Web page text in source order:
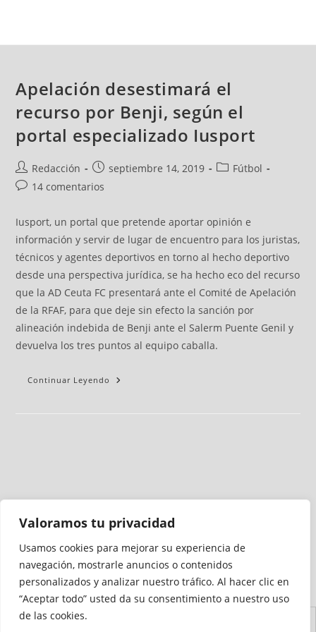
Valoramos tu privacidad
Usamos cookies para mejorar su experiencia de
navegación, mostrarle anuncios o contenidos
personalizados y analizar nuestro tráfico. Al hacer clic en
“Aceptar todo” usted da su consentimiento a nuestro uso
de las cookies.
Apelación desestimará el
recurso por Benji, según el
portal especializado Iusport
Redacción septiembre 14, 2019
Fútbol
14 comentarios
Iusport, un portal que pretende aportar opinión e
información y servir de lugar de encuentro para los juristas,
técnicos y agentes deportivos en torno al hecho deportivo
desde una perspectiva jurídica, se ha hecho eco del recurso
que la AD Ceuta FC presentará ante el Comité de Apelación
de la RFAF, para que deje sin efecto la sanción por
alineación indebida de Benji ante el Salerm Puente Genil y
devuelva los tres puntos al equipo caballa.
Continuar Leyendo
Medio auditado por